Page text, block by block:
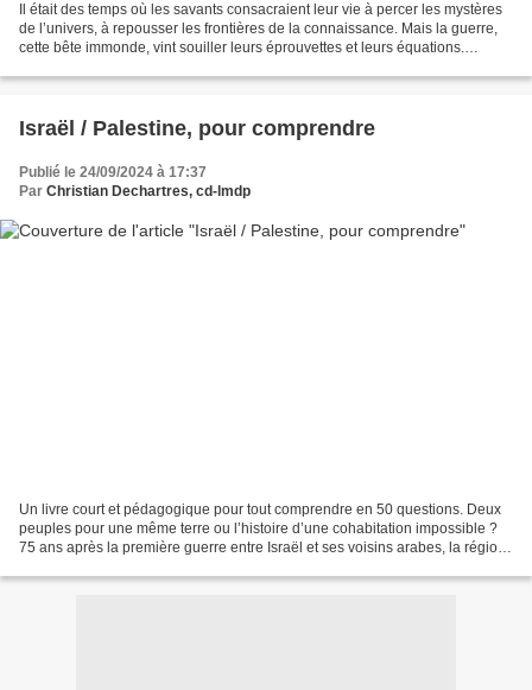
Il était des temps où les savants consacraient leur vie à percer les mystères
de l’univers, à repousser les frontières de la connaissance. Mais la guerre,
cette bête immonde, vint souiller leurs éprouvettes et leurs équations.
Israël / Palestine, pour comprendre
Publié le 24/09/2024 à 17:37
Par Christian Dechartres, cd-lmdp
Un livre court et pédagogique pour tout comprendre en 50 questions. Deux
peuples pour une même terre ou l’histoire d’une cohabitation impossible ?
75 ans après la première guerre entre Israël et ses voisins arabes, la région